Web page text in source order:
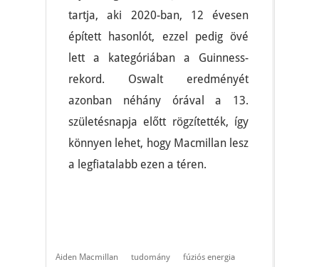
tartja, aki 2020-ban, 12 évesen
épített hasonlót, ezzel pedig övé
lett a kategóriában a Guinness-
rekord. Oswalt eredményét
azonban néhány órával a 13.
születésnapja előtt rögzítették, így
könnyen lehet, hogy Macmillan lesz
a legfiatalabb ezen a téren.
Aiden Macmillan tudomány fúziós energia